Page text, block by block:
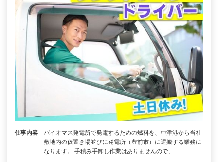
仕事内容
バイオマス発電所で発電するための燃料を、中津港から当社
敷地内の仮置き場並びに発電所（豊前市）に運搬する業務に
なります。 手積み手卸し作業はありませんので、…